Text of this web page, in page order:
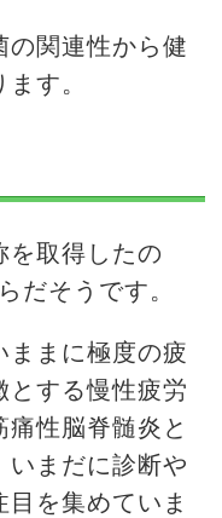
の関連性から健
す。
を取得したの
だそうです。
ままに極度の疲
とする慢性疲労
性脳脊髄炎と
いまだに診断や
を集めていま